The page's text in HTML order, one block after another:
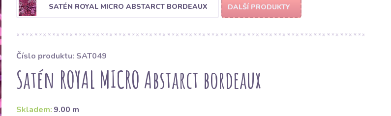
SATÉN ROYAL MICRO ABSTARCT BORDEAUX DALŠÍ PRODUKTY
Číslo produktu: SAT049
Satén ROYAL MICRO Abstarct bordeaux
Skladem: 9.00 m